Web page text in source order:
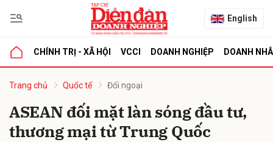
English
CHÍNH TRỊ - XÃ HỘI VCCI DOANH NGHIỆP DOANH
Trang chủ Quốc tế Đối ngoại
ASEAN đối mặt làn sóng đầu tư,
thương mại từ Trung Quốc
luận